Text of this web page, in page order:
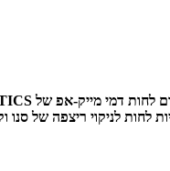
לחות לניקוי ריצפה של